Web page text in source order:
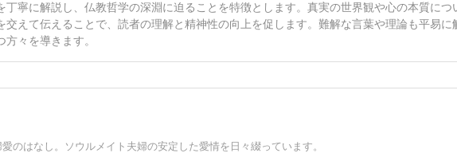
丁寧に解説し、仏教哲学の深淵に迫ることを特徴とします。真実の世界観や心の本質につ
交えて伝えることで、読者の理解と精神性の向上を促します。難解な言葉や理論も平易に
々を導きます。
のはなし。ソウルメイト夫婦の安定した愛情を日々綴っています。